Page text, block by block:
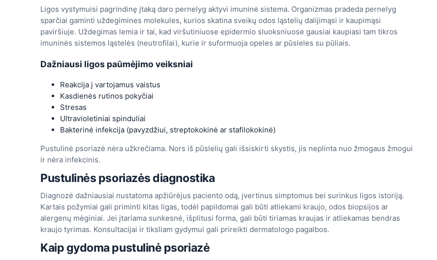
Ligos vystymuisi pagrindinę įtaką daro pernelyg aktyvi imuninė sistema. Organizmas pradeda pernelyg
sparčiai gaminti uždegimines molekules, kurios skatina sveikų odos ląstelių dalijimąsi ir kaupimąsi
paviršiuje. Uždegimas lemia ir tai, kad viršutiniuose epidermio sluoksniuose gausiai kaupiasi tam tikros
imuninės sistemos ląstelės (neutrofilai), kurie ir suformuoja opeles ar pūsleles su pūliais.
Dažniausi ligos paūmėjimo veiksniai
Reakcija į vartojamus vaistus
Kasdienės rutinos pokyčiai
Stresas
Ultravioletiniai spinduliai
Bakterinė infekcija (pavyzdžiui, streptokokinė ar stafilokokinė)
Pustulinė psoriazė nėra užkrečiama. Nors iš pūslelių gali išsiskirti skystis, jis neplinta nuo žmogaus žmogui
ir nėra infekcinis.
Pustulinės psoriazės diagnostika
Diagnozė dažniausiai nustatoma apžiūrėjus paciento odą, įvertinus simptomus bei surinkus ligos istoriją.
Kartais požymiai gali priminti kitas ligas, todėl papildomai gali būti atliekami kraujo, odos biopsijos ar
alergenų mėginiai. Jei įtariama sunkesnė, išplitusi forma, gali būti tiriamas kraujas ir atliekamas bendras
kraujo tyrimas. Konsultacijai ir tiksliam gydymui gali prireikti dermatologo pagalbos.
Kaip gydoma pustulinė psoriazė